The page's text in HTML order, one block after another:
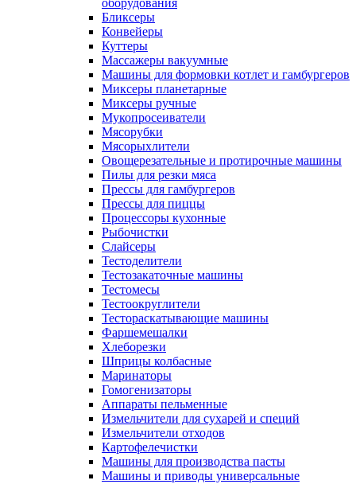
оборудования
Бликсеры
Конвейеры
Куттеры
Массажеры вакуумные
Машины для формовки котлет и гамбургеров
Миксеры планетарные
Миксеры ручные
Мукопросеиватели
Мясорубки
Мясорыхлители
Овощерезательные и протирочные машины
Пилы для резки мяса
Прессы для гамбургеров
Прессы для пиццы
Процессоры кухонные
Рыбочистки
Слайсеры
Тестоделители
Тестозакаточные машины
Тестомесы
Тестоокруглители
Тестораскатывающие машины
Фаршемешалки
Хлеборезки
Шприцы колбасные
Маринаторы
Гомогенизаторы
Аппараты пельменные
Измельчители для сухарей и специй
Измельчители отходов
Картофелечистки
Машины для производства пасты
Машины и приводы универсальные